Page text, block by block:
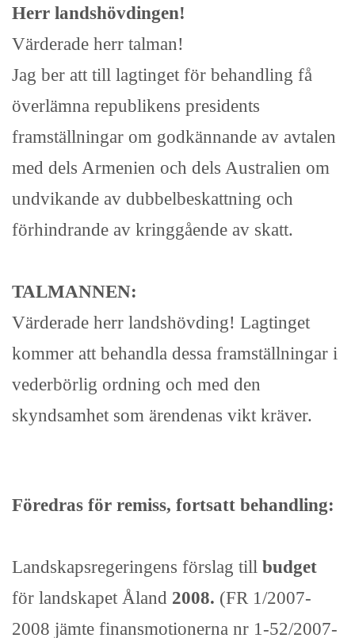
Herr landshövdingen!
Värderade herr talman!
Jag ber att till lagtinget för behandling få
överlämna republikens presidents
framställningar om godkännande av avtalen
med dels Armenien och dels Australien om
undvikande av dubbelbeskattning och
förhindrande av kringgående av skatt.
TALMANNEN:
Värderade herr landshövding! Lagtinget
kommer att behandla dessa framställningar i
vederbörlig ordning och med den
skyndsamhet som ärendenas vikt kräver.
Föredras för remiss, fortsatt behandling:
Landskapsregeringens förslag till budget
för landskapet Åland 2008. (FR 1/2007-
2008 jämte finansmotionerna nr 1-52/2007-